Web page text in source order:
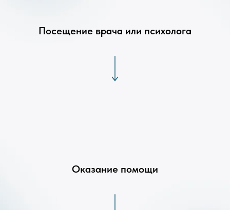
Посещение врача или психолога
Оказание помощи